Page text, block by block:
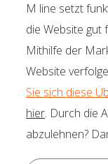
M line setzt
die Website gut
Mithilfe der
Website
Sie sich diese
hier. Durch die
abzulehnen?